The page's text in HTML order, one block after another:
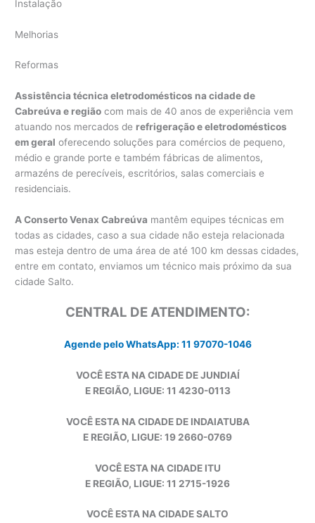
Instalação
Melhorias
Reformas
Assistência técnica eletrodomésticos na cidade de
Cabreúva e região com mais de 40 anos de experiência vem
atuando nos mercados de refrigeração e eletrodomésticos
em geral oferecendo soluções para comércios de pequeno,
médio e grande porte e também fábricas de alimentos,
armazéns de perecíveis, escritórios, salas comerciais e
residenciais.
A Conserto Venax Cabreúva mantêm equipes técnicas em
todas as cidades, caso a sua cidade não esteja relacionada
mas esteja dentro de uma área de até 100 km dessas cidades,
entre em contato, enviamos um técnico mais próximo da sua
cidade Salto.
CENTRAL DE ATENDIMENTO:
Agende pelo WhatsApp: 11 97070-1046
VOCÊ ESTA NA CIDADE DE JUNDIAÍ
E REGIÃO, LIGUE: 11 4230-0113
VOCÊ ESTA NA CIDADE DE INDAIATUBA
E REGIÃO, LIGUE: 19 2660-0769
VOCÊ ESTA NA CIDADE ITU
E REGIÃO, LIGUE: 11 2715-1926
VOCÊ ESTA NA CIDADE SALTO